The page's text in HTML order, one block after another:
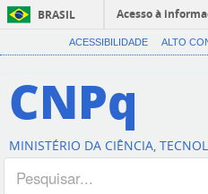
BRASIL
Acesso à
ACESSIBILIDADE ALTO
CNPq
MINISTÉRIO DA CIÊNCIA,